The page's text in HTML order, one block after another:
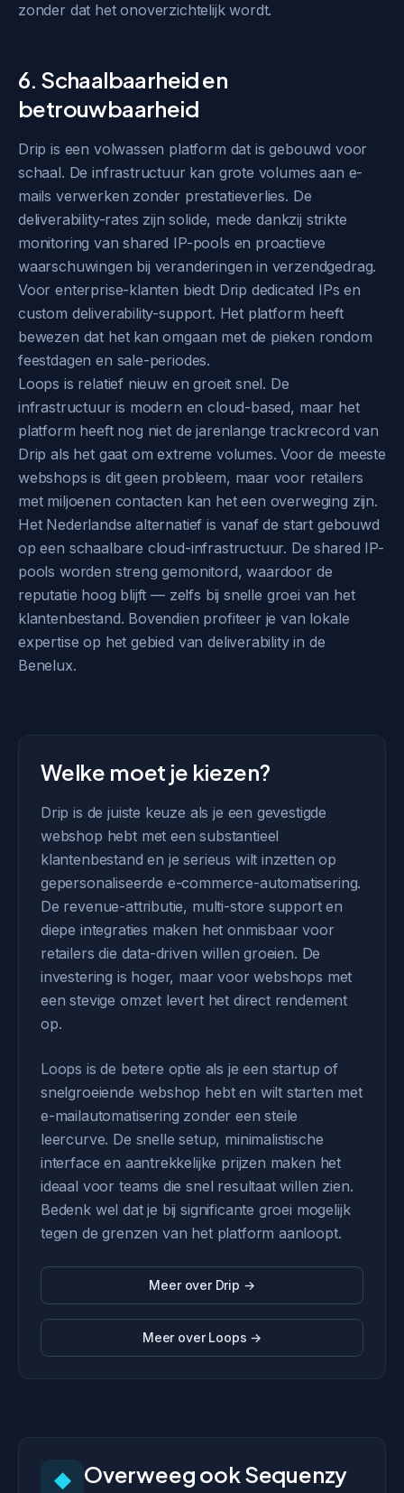
zonder dat het onoverzichtelijk wordt.
6. Schaalbaarheid en
betrouwbaarheid
Drip is een volwassen platform dat is gebouwd voor
schaal. De infrastructuur kan grote volumes aan e-
mails verwerken zonder prestatieverlies. De
deliverability-rates zijn solide, mede dankzij strikte
monitoring van shared IP-pools en proactieve
waarschuwingen bij veranderingen in verzendgedrag.
Voor enterprise-klanten biedt Drip dedicated IPs en
custom deliverability-support. Het platform heeft
bewezen dat het kan omgaan met de pieken rondom
feestdagen en sale-periodes.
Loops is relatief nieuw en groeit snel. De
infrastructuur is modern en cloud-based, maar het
platform heeft nog niet de jarenlange trackrecord van
Drip als het gaat om extreme volumes. Voor de meeste
webshops is dit geen probleem, maar voor retailers
met miljoenen contacten kan het een overweging zijn.
Het Nederlandse alternatief is vanaf de start gebouwd
op een schaalbare cloud-infrastructuur. De shared IP-
pools worden streng gemonitord, waardoor de
reputatie hoog blijft — zelfs bij snelle groei van het
klantenbestand. Bovendien profiteer je van lokale
expertise op het gebied van deliverability in de
Benelux.
Welke moet je kiezen?
Drip is de juiste keuze als je een gevestigde
webshop hebt met een substantieel
klantenbestand en je serieus wilt inzetten op
gepersonaliseerde e-commerce-automatisering.
De revenue-attributie, multi-store support en
diepe integraties maken het onmisbaar voor
retailers die data-driven willen groeien. De
investering is hoger, maar voor webshops met
een stevige omzet levert het direct rendement
op.
Loops is de betere optie als je een startup of
snelgroeiende webshop hebt en wilt starten met
e-mailautomatisering zonder een steile
leercurve. De snelle setup, minimalistische
interface en aantrekkelijke prijzen maken het
ideaal voor teams die snel resultaat willen zien.
Bedenk wel dat je bij significante groei mogelijk
tegen de grenzen van het platform aanloopt.
Meer over Drip →
Meer over Loops →
◆ Overweeg ook Sequenzy